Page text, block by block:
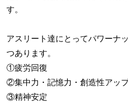
す。
アスリート達にとってパワーナ
つあります。
①疲労回復
②集中力・記憶力・創造性アッ
③精神安定